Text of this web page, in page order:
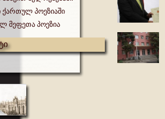
ქართულ პოეზიაში
მეფეთა პოეზია